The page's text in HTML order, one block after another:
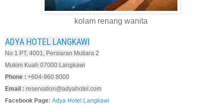
kolam renang wanita
ADYA HOTEL LANGKAWI
No 1 PT, 4001, Persiaran Mutiara 2
Mukim Kuah 07000 Langkawi
Phone : +604-960 8000
Email : reservation@adyahotel.com
Facebook Page: Adya Hotel Langkawi